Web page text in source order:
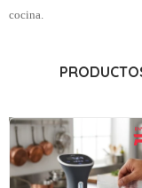
cocina.